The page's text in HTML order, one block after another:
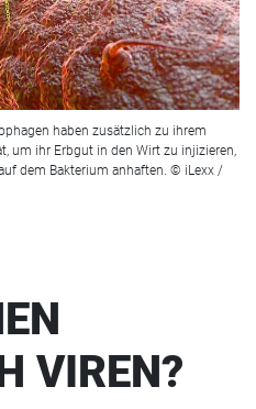
haben zusätzlich zu ihrem
um ihr Erbgut in den Wirt zu injizieren,
dem Bakterium anhaften. © iLexx /
VIREN?